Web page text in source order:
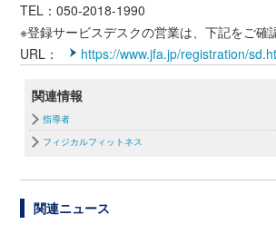
TEL：050-2018-1990
※登録サービスデスクの営業は、下記をご確
URL：
https://www.jfa.jp/registration/
関連情報
指導者
フィジカルフィットネス
関連ニュース